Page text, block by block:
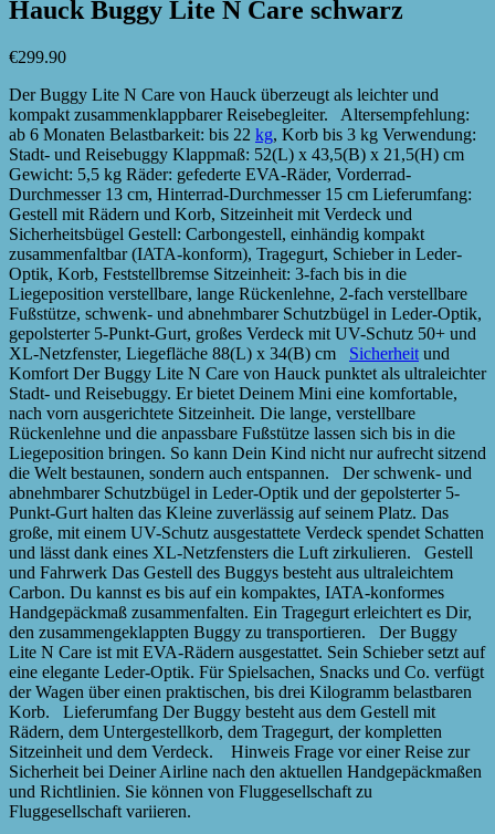
Hauck Buggy Lite N Care schwarz
€299.90
Der Buggy Lite N Care von Hauck überzeugt als leichter und
kompakt zusammenklappbarer Reisebegleiter. Altersempfehlung:
ab 6 Monaten Belastbarkeit: bis 22 kg, Korb bis 3 kg Verwendung:
Stadt- und Reisebuggy Klappmaß: 52(L) x 43,5(B) x 21,5(H) cm
Gewicht: 5,5 kg Räder: gefederte EVA-Räder, Vorderrad-
Durchmesser 13 cm, Hinterrad-Durchmesser 15 cm Lieferumfang:
Gestell mit Rädern und Korb, Sitzeinheit mit Verdeck und
Sicherheitsbügel Gestell: Carbongestell, einhändig kompakt
zusammenfaltbar (IATA-konform), Tragegurt, Schieber in Leder-
Optik, Korb, Feststellbremse Sitzeinheit: 3-fach bis in die
Liegeposition verstellbare, lange Rückenlehne, 2-fach verstellbare
Fußstütze, schwenk- und abnehmbarer Schutzbügel in Leder-Optik,
gepolsterter 5-Punkt-Gurt, großes Verdeck mit UV-Schutz 50+ und
XL-Netzfenster, Liegefläche 88(L) x 34(B) cm Sicherheit und
Komfort Der Buggy Lite N Care von Hauck punktet als ultraleichter
Stadt- und Reisebuggy. Er bietet Deinem Mini eine komfortable,
nach vorn ausgerichtete Sitzeinheit. Die lange, verstellbare
Rückenlehne und die anpassbare Fußstütze lassen sich bis in die
Liegeposition bringen. So kann Dein Kind nicht nur aufrecht sitzend
die Welt bestaunen, sondern auch entspannen. Der schwenk- und
abnehmbarer Schutzbügel in Leder-Optik und der gepolsterter 5-
Punkt-Gurt halten das Kleine zuverlässig auf seinem Platz. Das
große, mit einem UV-Schutz ausgestattete Verdeck spendet Schatten
und lässt dank eines XL-Netzfensters die Luft zirkulieren. Gestell
und Fahrwerk Das Gestell des Buggys besteht aus ultraleichtem
Carbon. Du kannst es bis auf ein kompaktes, IATA-konformes
Handgepäckmaß zusammenfalten. Ein Tragegurt erleichtert es Dir,
den zusammengeklappten Buggy zu transportieren. Der Buggy
Lite N Care ist mit EVA-Rädern ausgestattet. Sein Schieber setzt auf
eine elegante Leder-Optik. Für Spielsachen, Snacks und Co. verfügt
der Wagen über einen praktischen, bis drei Kilogramm belastbaren
Korb. Lieferumfang Der Buggy besteht aus dem Gestell mit
Rädern, dem Untergestellkorb, dem Tragegurt, der kompletten
Sitzeinheit und dem Verdeck. Hinweis Frage vor einer Reise zur
Sicherheit bei Deiner Airline nach den aktuellen Handgepäckmaßen
und Richtlinien. Sie können von Fluggesellschaft zu
Fluggesellschaft variieren.